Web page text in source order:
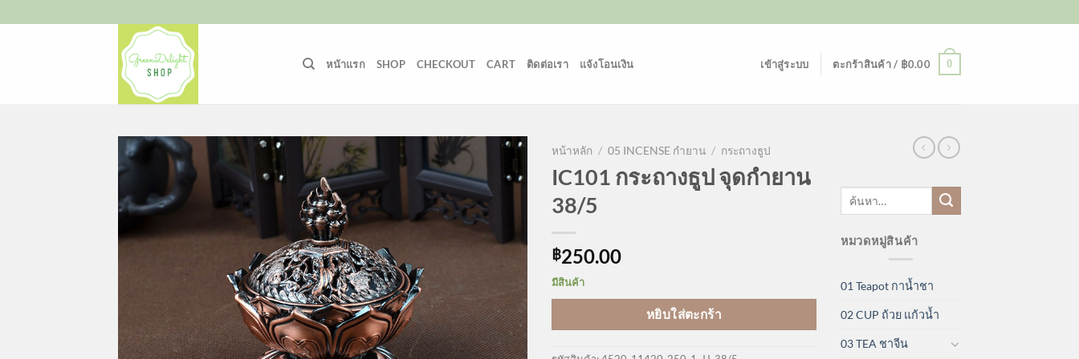
ไป
หน้าแรก SHOP CHECKOUT CART ติดต่อเรา แจ้งโอนเงิน เข้าสู่ระบบ ตะกร้าสินค้า / ฿0.00 0
หน้าหลัก / 05 INCENSE กำยาน / กระถางธูป
IC101 กระถางธูป จุดกำยาน
38/5
฿250.00
มีสินค้า
หยิบใส่ตะกร้า
ค้นหา:
หมวดหมู่สินค้า
01 Teapot กาน้ำชา
02 CUP ถ้วย แก้วน้ำ
03 TEA ชาจีน